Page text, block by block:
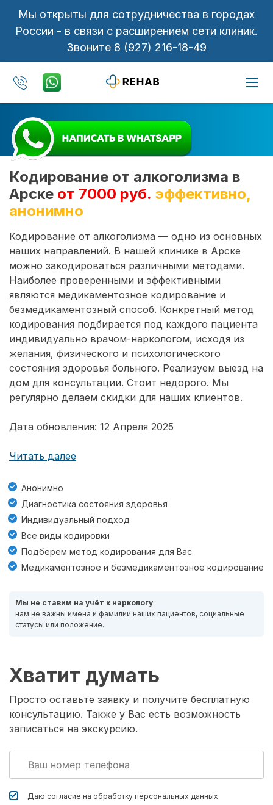
Мы открыты для сотрудничества в городах
России - в связи с расширением сети клиник.
Звоните 8 (927) 216-18-49
Кодирование от алкоголизма в
Арске от 7000 руб. эффективно,
анонимно
Кодирование от алкоголизма — одно из основных
наших направлений. В нашей клинике в Арске
можно закодироваться различными методами.
Наиболее проверенными и эффективными
являются медикаментозное кодирование и
безмедикаментозный способ. Конкретный метод
кодирования подбирается под каждого пациента
индивидуально врачом-наркологом, исходя из
желания, физического и психологического
состояния здоровья больного. Реализуем выезд на
дом для консультации. Стоит недорого. Мы
регулярно делаем скидки для наших клиентов.
Дата обновления: 12 Апреля 2025
Читать далее
Анонимно
Диагностика состояния здоровья
Индивидуальный подход
Все виды кодировки
Подберем метод кодирования для Вас
Медикаментозное и безмедикаментозное кодирование
Мы не ставим на учёт к наркологу
нам не важны имена и фамилии наших пациентов, социальные
статусы или положение.
Хватит думать
Просто оставьте заявку и получите бесплатную
консультацию. Также у Вас есть возможность
записаться на экскурсию.
Даю согласие на обработку персональных данных